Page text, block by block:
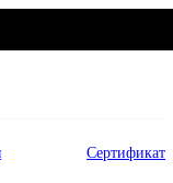
Сертификат